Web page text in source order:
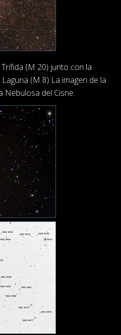
(M 20) junto con la
(M 8) La imagen de la
Nebulosa del Cisne.